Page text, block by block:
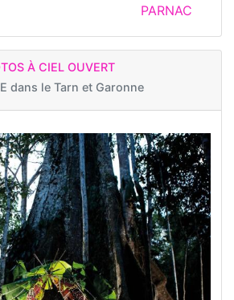
PARNAC
À CIEL OUVERT
dans le Tarn et Garonne